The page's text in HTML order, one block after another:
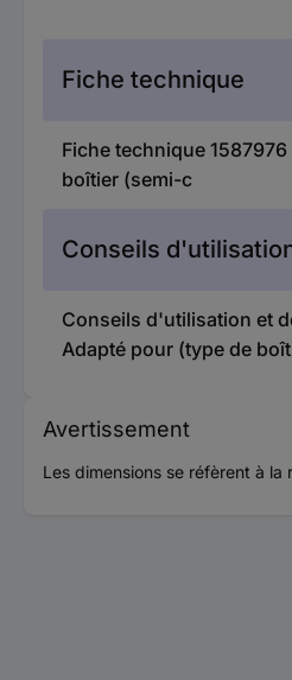
Fiche technique
Fiche technique
boîtier (semi-c
Conseils
Conseils d'utilisation et
Adapté pour (type de
Avertissement
Les dimensions se réfèrent à la